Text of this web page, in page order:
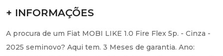
+ INFORMAÇÕES
A procura de um Fiat MOBI LIKE 1.0 Fire Flex 5p. - Cinza -
2025 seminovo? Aqui tem. 3 Meses de garantia. Ano: